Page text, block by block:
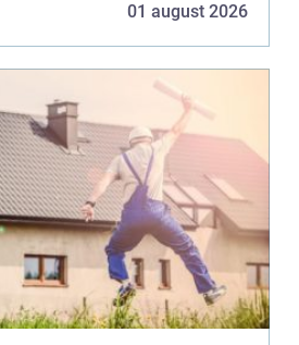
01 august 2026